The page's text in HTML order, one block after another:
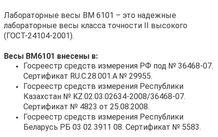
Лабораторные весы ВМ 6101 – это надежные
лабораторные весы класса точности II высокого
(ГОСТ-24104-2001).
Весы ВМ6101 внесены в:
Госреестр средств измерения РФ под № 36468-07.
Сертификат RU.C.28.001.A № 29955.
Госреестр средств измерения Республики
Казахстан № KZ.02.03.02634-2008/36468-07.
Сертификат № 4823 от 25.08.2008.
Госреестр средств измерения Республики
Беларусь РБ 03 02 3911 08. Сертификат № 5583.